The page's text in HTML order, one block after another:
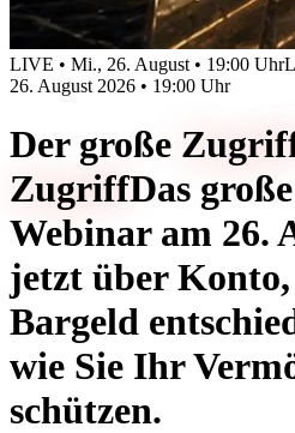
LIVE • Mi., 26. August • 19:00 Uhr
26. August 2026 • 19:00 Uhr
Der große
ZugriffDas
Webinar am 26.
jetzt über
Bargeld
wie Sie Ihr
schützen.